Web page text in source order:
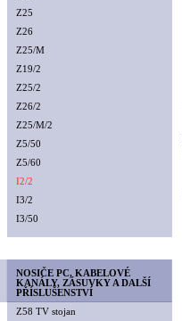
Z25
Z26
Z25/M
Z19/2
Z25/2
Z26/2
Z25/M/2
Z5/50
Z5/60
I2/2
I3/2
I3/50
NOSIČE PC, KABELOVÉ
KANÁLY, ZÁSUVKY A DALŠÍ
PŘÍSLUŠENSTVÍ
Z58 TV stojan